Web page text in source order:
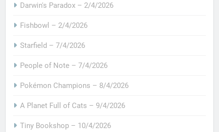
Darwin's Paradox – 2/4/2026
Fishbowl – 2/4/2026
Starfield – 7/4/2026
People of Note – 7/4/2026
Pokémon Champions – 8/4/2026
A Planet Full of Cats – 9/4/2026
Tiny Bookshop – 10/4/2026